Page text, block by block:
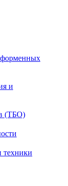
и
(ТБО)
техники